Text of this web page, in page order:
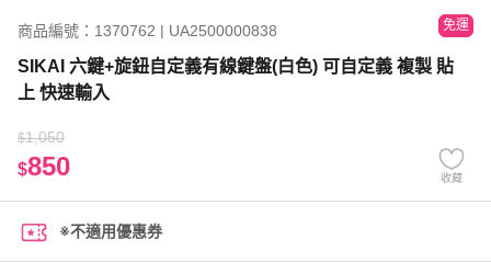
商品編號：1370762 | UA2500000838 免運
SIKAI 六鍵+旋鈕自定義有線鍵盤(白色) 可自定義 複製 貼
上 快速輸入
$1,050
$850 收藏
※不適用優惠券